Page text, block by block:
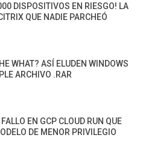
DISPOSITIVOS EN RIESGO! LA
QUE NADIE PARCHEÓ
WHAT? ASÍ ELUDEN WINDOWS
ARCHIVO .RAR
EN GCP CLOUD RUN QUE
DE MENOR PRIVILEGIO